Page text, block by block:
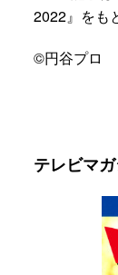
2022』をも
©円谷プロ
テレビマ